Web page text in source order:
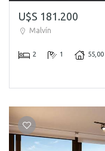
U$S 181.200
Malvín
2 1 55,00